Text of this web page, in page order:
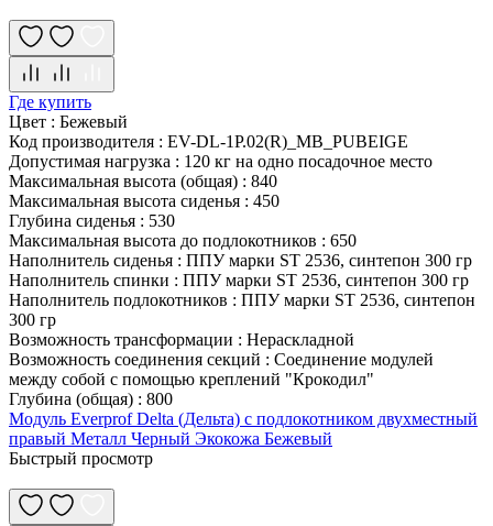
Где купить
Цвет : Бежевый
Код производителя : EV-DL-1P.02(R)_MB_PUBEIGE
Допустимая нагрузка : 120 кг на одно посадочное место
Максимальная высота (общая) : 840
Максимальная высота сиденья : 450
Глубина сиденья : 530
Максимальная высота до подлокотников : 650
Наполнитель сиденья : ППУ марки ST 2536, синтепон 300 гр
Наполнитель спинки : ППУ марки ST 2536, синтепон 300 гр
Наполнитель подлокотников : ППУ марки ST 2536, синтепон
300 гр
Возможность трансформации : Нераскладной
Возможность соединения секций : Соединение модулей
между собой с помощью креплений "Крокодил"
Глубина (общая) : 800
Модуль Everprof Delta (Дельта) с подлокотником двухместный
правый Металл Черный Экокожа Бежевый
Быстрый просмотр